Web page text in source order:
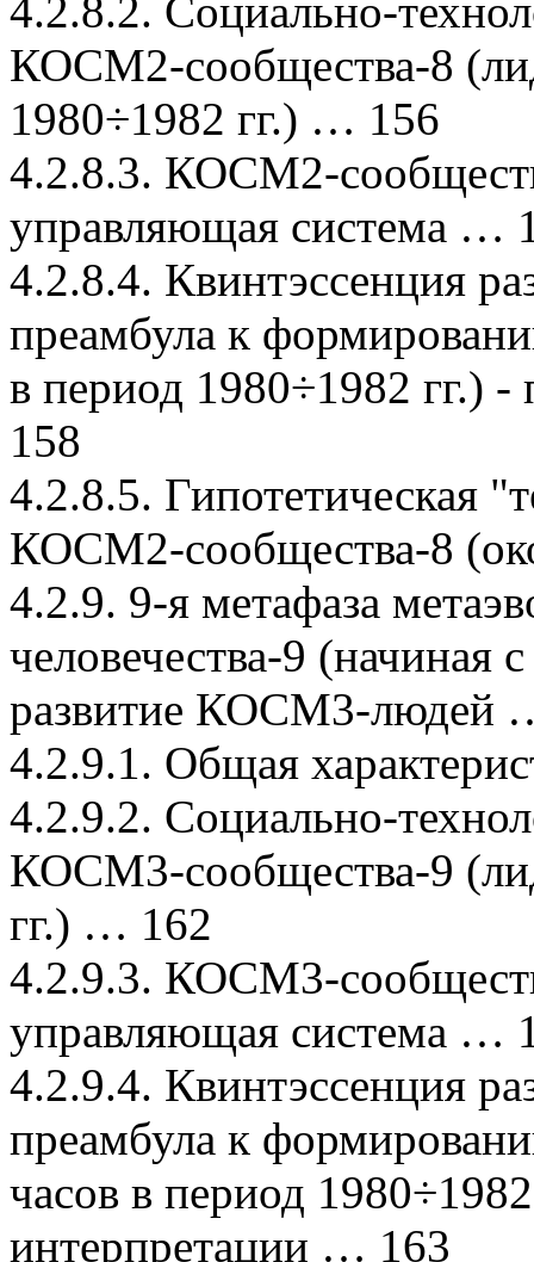
4.2.8.2. Социально-
КОСМ2-сообщества-8
1980÷1982 гг.) … 156
4.2.8.3. КОСМ2-
управляющая система …
4.2.8.4. Квинтэссенция
преамбула к
в период 1980÷1982 гг.)
158
4.2.8.5. Гипотетическая
КОСМ2-сообщества-8
4.2.9. 9-я метафаза
человечества-9 (начиная
развитие КОСМ3-людей
4.2.9.1. Общая
4.2.9.2. Социально-
КОСМ3-сообщества-9
гг.) … 162
4.2.9.3. КОСМ3-
управляющая система …
4.2.9.4. Квинтэссенция
преамбула к
часов в период
интерпретации … 163